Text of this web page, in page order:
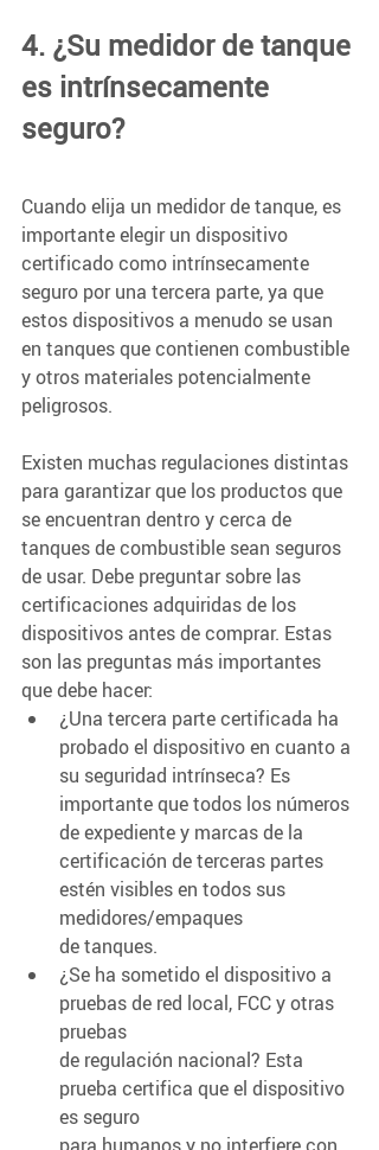
4. ¿Su medidor de tanque
es intrínsecamente
seguro?
Cuando elija un medidor de tanque, es
importante elegir un dispositivo
certificado como intrínsecamente
seguro por una tercera parte, ya que
estos dispositivos a menudo se usan
en tanques que contienen combustible
y otros materiales potencialmente
peligrosos.
Existen muchas regulaciones distintas
para garantizar que los productos que
se encuentran dentro y cerca de
tanques de combustible sean seguros
de usar. Debe preguntar sobre las
certificaciones adquiridas de los
dispositivos antes de comprar. Estas
son las preguntas más importantes
que debe hacer:
¿Una tercera parte certificada ha
probado el dispositivo en cuanto a
su seguridad intrínseca? Es
importante que todos los números
de expediente y marcas de la
certificación de terceras partes
estén visibles en todos sus
medidores/empaques
de tanques.
¿Se ha sometido el dispositivo a
pruebas de red local, FCC y otras
pruebas
de regulación nacional? Esta
prueba certifica que el dispositivo
es seguro